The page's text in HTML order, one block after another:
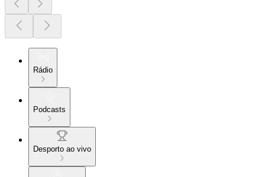
Rádio
Podcasts
Desporto ao vivo